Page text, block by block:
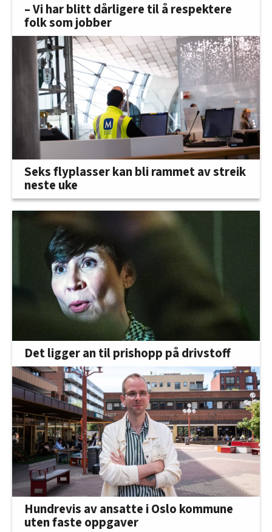
– Vi har blitt dårligere til å respektere
folk som jobber
Seks flyplasser kan bli rammet av streik
neste uke
Det ligger an til prishopp på drivstoff
Hundrevis av ansatte i Oslo kommune
uten faste oppgaver